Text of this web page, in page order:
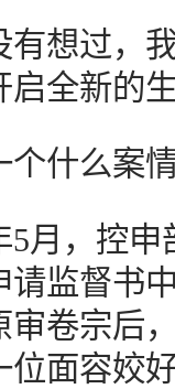
想过，我
启全新的
什么案
，控申
监督书
审卷宗后
位面容姣